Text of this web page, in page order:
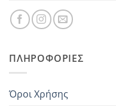
ΠΛΗΡΟΦΟΡΊΕΣ
Όροι Χρήσης